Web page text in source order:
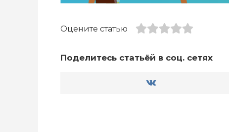
Оцените статью
Поделитесь статьёй в соц. сетях